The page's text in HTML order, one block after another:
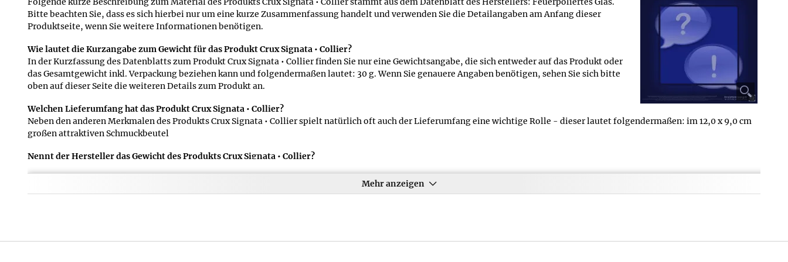
Bitte beachten Sie, dass es sich hierbei nur um eine kurze Zusammenfassung handelt und verwenden Sie die Detailangaben am Anfang dieser
Produktseite, wenn Sie weitere Informationen benötigen.
Wie lautet die Kurzangabe zum Gewicht für das Produkt Crux Signata • Collier?
In der Kurzfassung des Datenblatts zum Produkt Crux Signata • Collier finden Sie nur eine Gewichtsangabe, die sich entweder auf das Produkt oder
das Gesamtgewicht inkl. Verpackung beziehen kann und folgendermaßen lautet: 30 g. Wenn Sie genauere Angaben benötigen, sehen Sie sich bitte
oben auf dieser Seite die weiteren Details zum Produkt an.
Welchen Lieferumfang hat das Produkt Crux Signata • Collier?
Neben den anderen Merkmalen des Produkts Crux Signata • Collier spielt natürlich oft auch der Lieferumfang eine wichtige Rolle - dieser lautet folgendermaßen: im 12,0 x 9,0 cm
großen attraktiven Schmuckbeutel
Nennt der Hersteller das Gewicht des Produkts Crux Signata • Collier?
diese Information für manche Anwendungen wichtig ist. Die Gewichtsangaben zum Produkt Crux Signata • Collier lauten hierbei folgendermaßen: 30 g
Mehr anzeigen